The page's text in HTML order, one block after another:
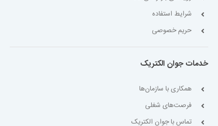
شرایط استفاده
حریم خصوصی
خدمات جوان الکتریک
همکاری با سازمان‌ها
فرصت‌های شغلی
تماس با جوان الکتریک